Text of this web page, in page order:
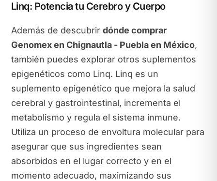
Linq: Potencia tu Cerebro y Cuerpo
Además de descubrir dónde comprar
Genomex en Chignautla - Puebla en México,
también puedes explorar otros suplementos
epigenéticos como Linq. Linq es un
suplemento epigenético que mejora la salud
cerebral y gastrointestinal, incrementa el
metabolismo y regula el sistema inmune.
Utiliza un proceso de envoltura molecular para
asegurar que sus ingredientes sean
absorbidos en el lugar correcto y en el
momento adecuado, maximizando sus